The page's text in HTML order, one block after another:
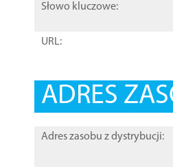
Słowo kluczowe:
URL:
ADRES
Adres zasobu z dystrybucji: